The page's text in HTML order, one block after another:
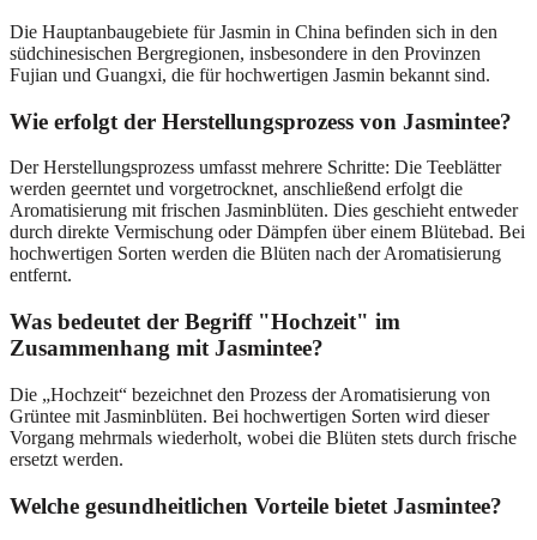
Die Hauptanbaugebiete für Jasmin in China befinden sich in den
südchinesischen Bergregionen, insbesondere in den Provinzen
Fujian und Guangxi, die für hochwertigen Jasmin bekannt sind.
Wie erfolgt der Herstellungsprozess von Jasmintee?
Der Herstellungsprozess umfasst mehrere Schritte: Die Teeblätter
werden geerntet und vorgetrocknet, anschließend erfolgt die
Aromatisierung mit frischen Jasminblüten. Dies geschieht entweder
durch direkte Vermischung oder Dämpfen über einem Blütebad. Bei
hochwertigen Sorten werden die Blüten nach der Aromatisierung
entfernt.
Was bedeutet der Begriff "Hochzeit" im
Zusammenhang mit Jasmintee?
Die „Hochzeit“ bezeichnet den Prozess der Aromatisierung von
Grüntee mit Jasminblüten. Bei hochwertigen Sorten wird dieser
Vorgang mehrmals wiederholt, wobei die Blüten stets durch frische
ersetzt werden.
Welche gesundheitlichen Vorteile bietet Jasmintee?